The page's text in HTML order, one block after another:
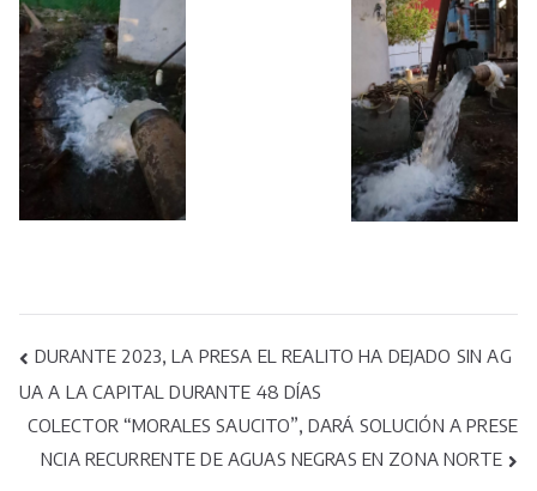
Navegación
de
entradas
DURANTE 2023, LA PRESA EL REALITO HA DEJADO SIN AG
UA A LA CAPITAL DURANTE 48 DÍAS
COLECTOR “MORALES SAUCITO”, DARÁ SOLUCIÓN A PRESE
NCIA RECURRENTE DE AGUAS NEGRAS EN ZONA NORTE